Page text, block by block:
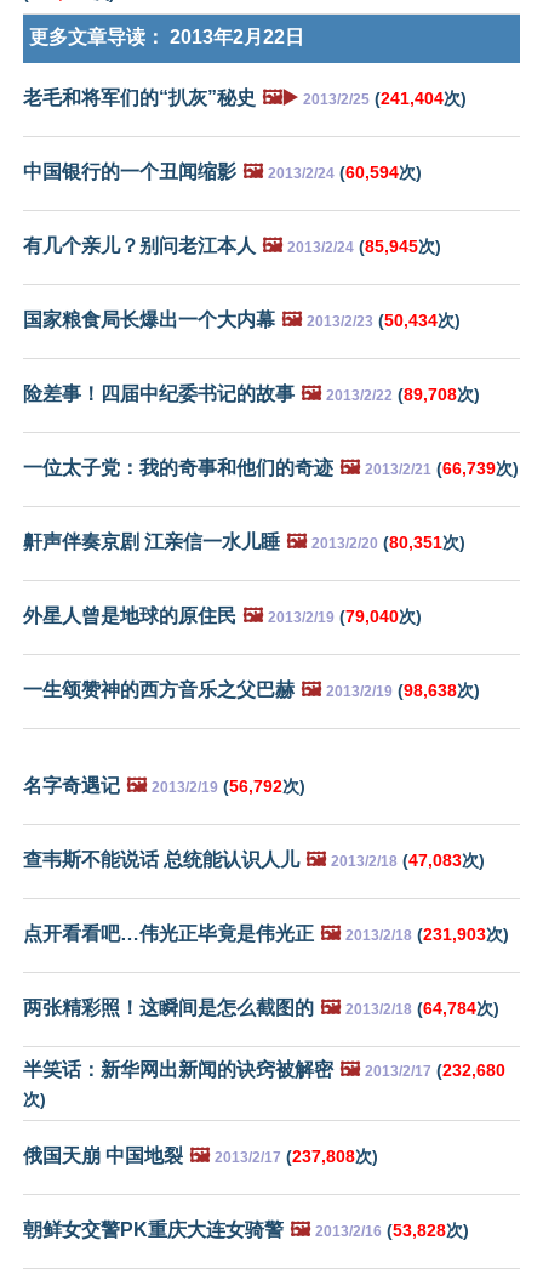
更多文章导读： 2013年2月22日
老毛和将军们的“扒灰”秘史 🖼️▶️ 2013/2/25 (241,404次)
中国银行的一个丑闻缩影 🖼️ 2013/2/24 (60,594次)
有几个亲儿？别问老江本人 🖼️ 2013/2/24 (85,945次)
国家粮食局长爆出一个大内幕 🖼️ 2013/2/23 (50,434次)
险差事！四届中纪委书记的故事 🖼️ 2013/2/22 (89,708次)
一位太子党：我的奇事和他们的奇迹 🖼️ 2013/2/21 (66,739次)
鼾声伴奏京剧 江亲信一水儿睡 🖼️ 2013/2/20 (80,351次)
外星人曾是地球的原住民 🖼️ 2013/2/19 (79,040次)
一生颂赞神的西方音乐之父巴赫 🖼️ 2013/2/19 (98,638次)
名字奇遇记 🖼️ 2013/2/19 (56,792次)
查韦斯不能说话 总统能认识人儿 🖼️ 2013/2/18 (47,083次)
点开看看吧…伟光正毕竟是伟光正 🖼️ 2013/2/18 (231,903次)
两张精彩照！这瞬间是怎么截图的 🖼️ 2013/2/18 (64,784次)
半笑话：新华网出新闻的诀窍被解密 🖼️ 2013/2/17 (232,680
次)
俄国天崩 中国地裂 🖼️ 2013/2/17 (237,808次)
朝鲜女交警PK重庆大连女骑警 🖼️ 2013/2/16 (53,828次)